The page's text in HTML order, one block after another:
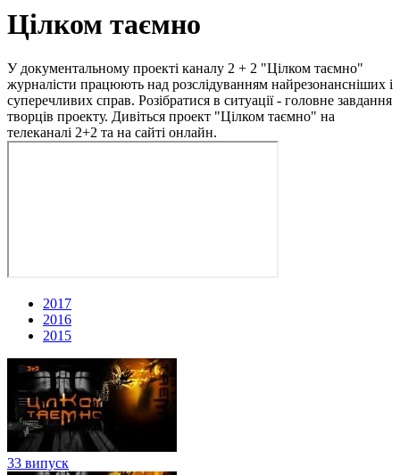
Цілком таємно
У документальному проекті каналу 2 + 2 "Цілком таємно"
журналісти працюють над розслідуванням найрезонансніших і
суперечливих справ. Розібратися в ситуації - головне завдання
творців проекту. Дивіться проект "Цілком таємно" на
телеканалі 2+2 та на сайті онлайн.
2017
2016
2015
33 випуск